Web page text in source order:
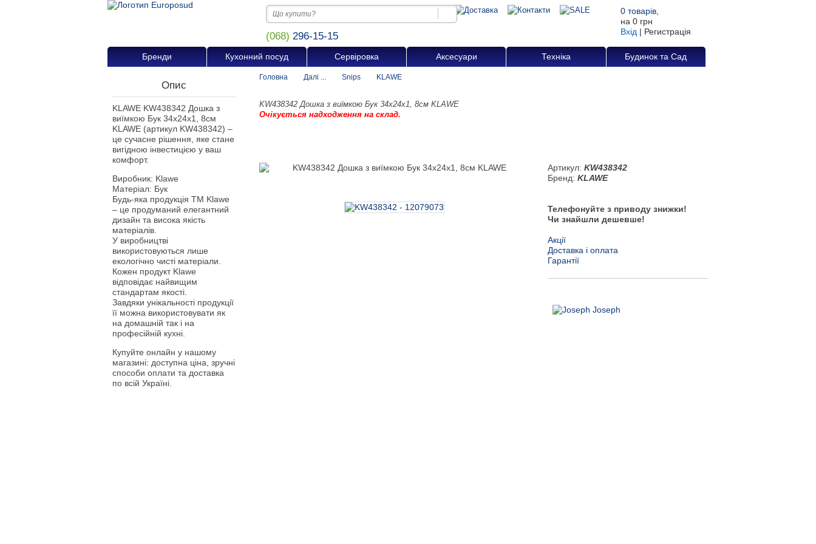
(068) 296-15-15
0 товарів
на 0 грн
Вхід | Регистрація
Бренди Кухонний посуд Сервіровка Аксесуари Техніка Будинок та Сад
Опис
KLAWE KW438342 Дошка з
виїмкою Бук 34x24x1, 8см
KLAWE (артикул KW438342) –
це сучасне рішення, яке стане
вигідною інвестицією у ваш
комфорт.
Виробник: Klawe
Матеріал: Бук
Будь-яка продукція ТМ Klawe
– це продуманий елегантний
дизайн та висока якість
матеріалів.
У виробництві
використовуються лише
екологічно чисті матеріали.
Кожен продукт Klawe
відповідає найвищим
стандартам якості.
Завдяки унікальності продукції
її можна використовувати як
на домашній так і на
професійній кухні.
Купуйте онлайн у нашому
магазині: доступна ціна, зручні
способи оплати та доставка
по всій Україні.
Головна Далі ... Snips KLAWE
KW438342 Дошка з виїмкою Бук 34x24x1, 8см KLAWE
Очікується надходження на склад.
Артикул: KW438342
Бренд: KLAWE
Телефонуйте з приводу знижки!
Чи знайшли дешевше!
Акції
Доставка і оплата
Гарантії